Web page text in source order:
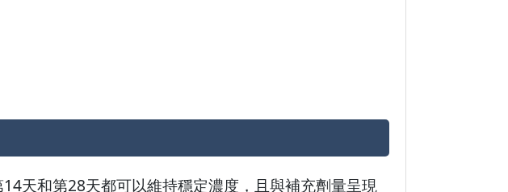
天和第28天都可以維持穩定濃度，且與補充劑量呈現